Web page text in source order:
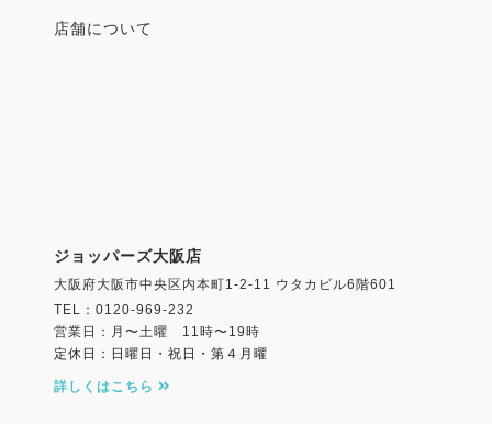
店舗について
ジョッパーズ大阪店
大阪府大阪市中央区内本町1-2-11 ウタカビル6階601
TEL：0120-969-232
営業日：月〜土曜 11時〜19時
定休日：日曜日・祝日・第４月曜
詳しくはこちら